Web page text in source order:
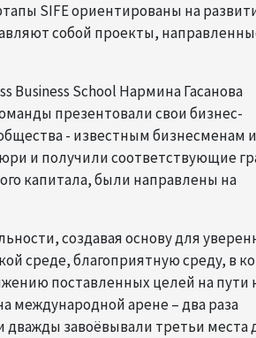
SIFE ориентированы на
собой проекты,
Business School Нармина Гасанова
презентовали свои бизнес-
- известным бизнесменам и
и получили соответствующие
капитала, были направлены на
создавая основу для
среде, благоприятную среду, в
поставленных целей на пути
международной арене – два раза
завоёвывали третьи места